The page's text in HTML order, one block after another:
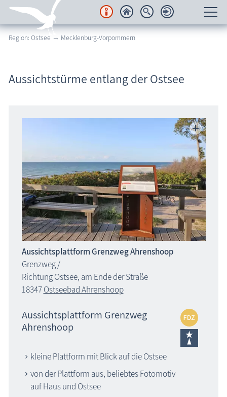
Unterkünfte
Karten
Wissenswertes
Veranstaltungen
Blog
Region: Ostsee → Mecklenburg-Vorpommern
Aussichtstürme entlang der Ostsee
Aussichtsplattform Grenzweg Ahrenshoop
Grenzweg /
Richtung Ostsee, am Ende der Straße
18347Ostseebad Ahrenshoop
Aussichtsplattform Grenzweg
Ahrenshoop
kleine Plattform mit Blick auf die Ostsee
von der Plattform aus, beliebtes Fotomotiv
auf Haus und Ostsee